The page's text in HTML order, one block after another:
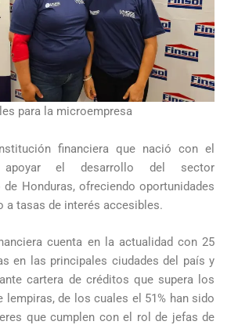
para la microempresa
financiera que nació con el
el desarrollo del sector
Honduras, ofreciendo oportunidades
a tasas de interés accesibles.
cuenta en la actualidad con 25
en las principales ciudades del país y
cartera de créditos que supera los
lempiras, de los cuales el 51% han sido
que cumplen con el rol de jefas de